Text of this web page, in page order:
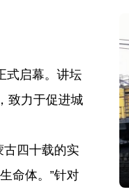
式启幕。讲坛
致力于促进城
四十载的实
命体。”针对